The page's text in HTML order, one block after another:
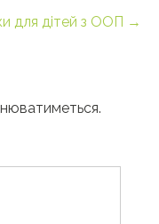
для дітей з ООП →